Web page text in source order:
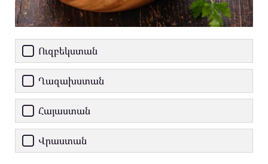
Ուզբեկստան
Ղազախստան
Հայաստան
Վրաստան